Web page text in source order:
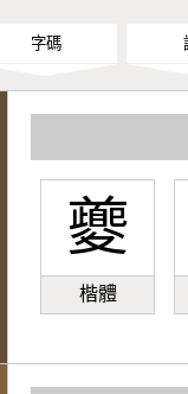
字碼
夔
楷體